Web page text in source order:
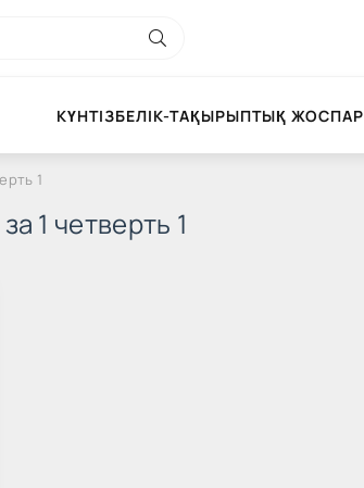
КҮНТІЗБЕЛІК-ТАҚЫРЫПТЫҚ ЖОСПАР
1
1 четверть 1